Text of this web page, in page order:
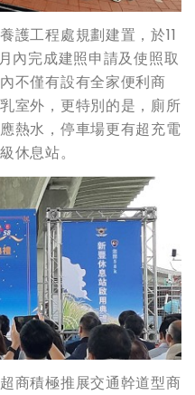
護工程處規劃建置，於11
內完成建照申請及使照取
不僅有設有全家便利商
室外，更特別的是，廁所
熱水，停車場更有超充電
休息站。
商積極推展交通幹道型商